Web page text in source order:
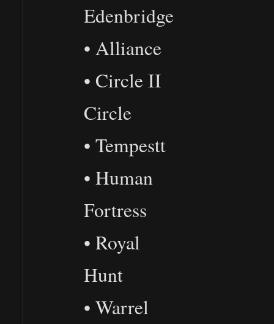
Edenbridge
• Alliance
• Circle II
Circle
• Tempestt
• Human
Fortress
• Royal
Hunt
• Warrel